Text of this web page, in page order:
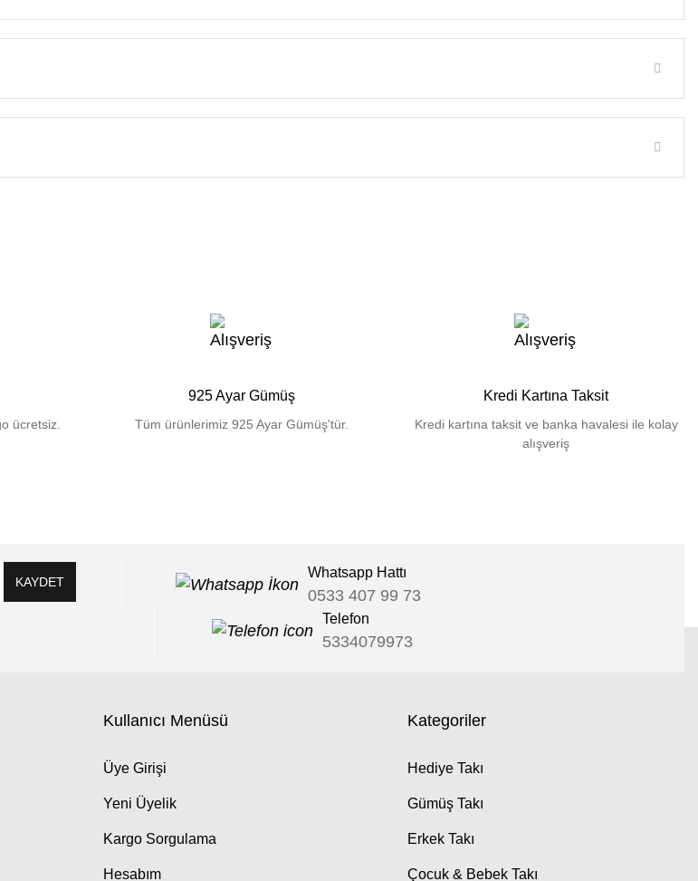
ücretsiz.
925 Ayar Gümüş
Tüm ürünlerimiz 925 Ayar Gümüş'tür.
Kredi Kartına Taksit
Kredi kartına taksit ve banka havalesi ile kolay
alışveriş
KAYDET
Whatsapp Hattı
0533 407 99 73
Telefon
5334079973
Kullanıcı Menüsü
Üye Girişi
Yeni Üyelik
Kargo Sorgulama
Hesabım
Kategoriler
Hediye Takı
Gümüş Takı
Erkek Takı
Çocuk & Bebek Takı